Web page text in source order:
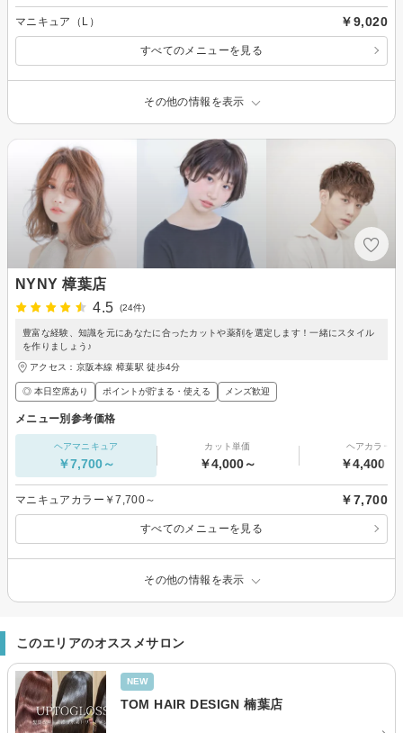
マニキュア（L） ￥9,020
すべてのメニューを見る
その他の情報を表示
NYNY 樟葉店
4.5
(24件)
豊富な経験、知識を元にあなたに合ったカットや薬剤を選定します！一緒にスタイル
を作りましょう♪
アクセス：京阪本線 樟葉駅 徒歩4分
◎ 本日空席あり ポイントが貯まる・使える メンズ歓迎
メニュー別参考価格
ヘアマニキュア
￥7,700～
カット単価
￥4,000～
ヘアカラー
￥4,400～
マニキュアカラー￥7,700～ ￥7,700
すべてのメニューを見る
その他の情報を表示
このエリアのオススメサロン
NEW
TOM HAIR DESIGN 楠葉店